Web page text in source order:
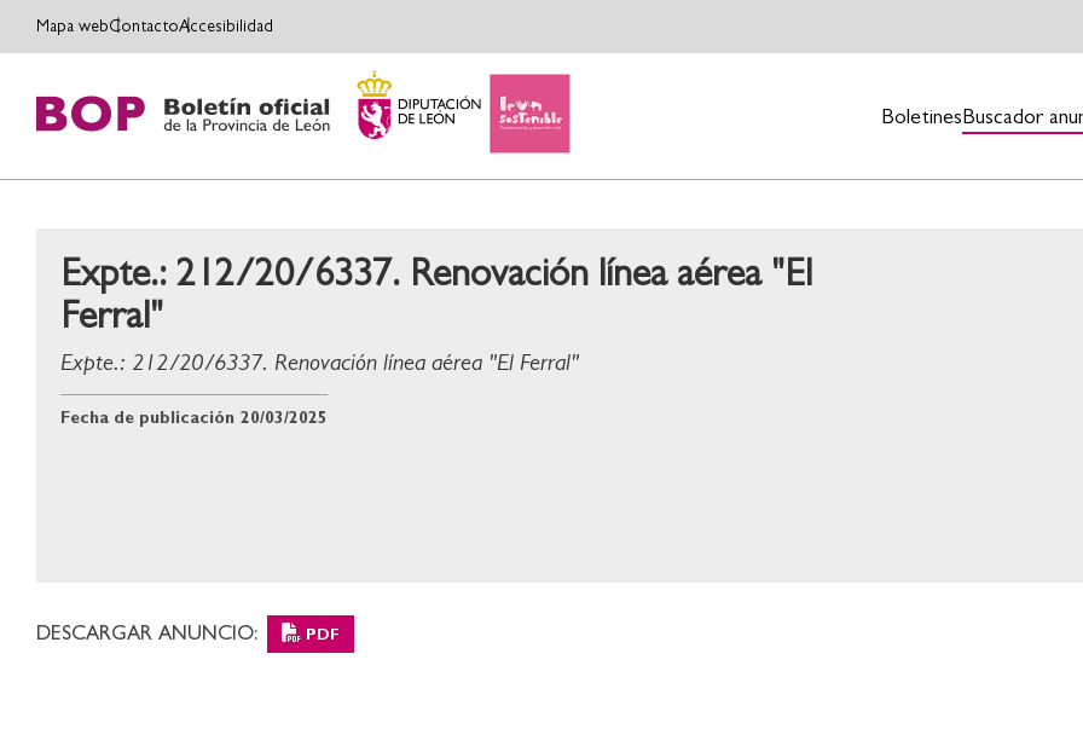
Mapa webContactoAccesibilidad
Boletines Buscador
Expte.: 212/20/6337. Renovación línea aérea "El
Ferral"
Expte.: 212/20/6337. Renovación línea aérea "El Ferral"
Fecha de publicación 20/03/2025
DESCARGAR ANUNCIO: PDF